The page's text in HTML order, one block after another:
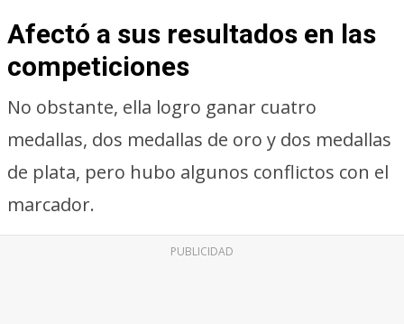
Afectó a sus resultados en las
competiciones
No obstante, ella logro ganar cuatro
medallas, dos medallas de oro y dos medallas
de plata, pero hubo algunos conflictos con el
marcador.
PUBLICIDAD